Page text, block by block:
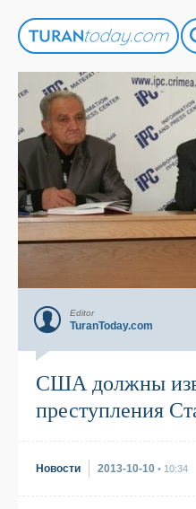
Editor
TuranToday.com
США должны
преступления
Новости 2013-10-10 • 10:34